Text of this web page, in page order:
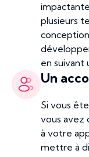
plusieurs
en suivant
Un
Si vous
vous avez
à votre
mettre à